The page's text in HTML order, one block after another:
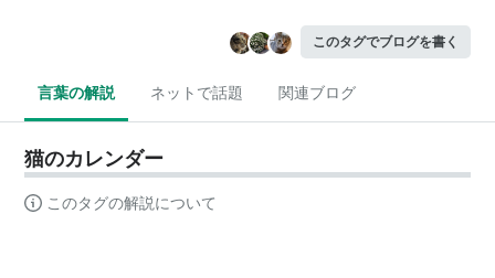
このタグでブログを書く
言葉の解説 ネットで話題 関連ブログ
猫のカレンダー
このタグの解説について